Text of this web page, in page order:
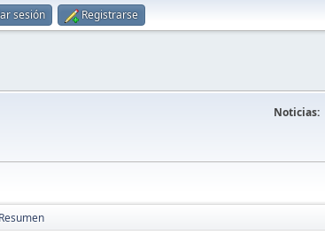
sesión Registrarse
Noticias:
Resumen